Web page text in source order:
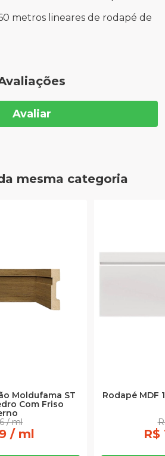
metros lineares de rodapé de
Avaliar
mesma categoria
Moldufama ST
Com Friso
/ ml
/ ml
Rodapé MDF
R$